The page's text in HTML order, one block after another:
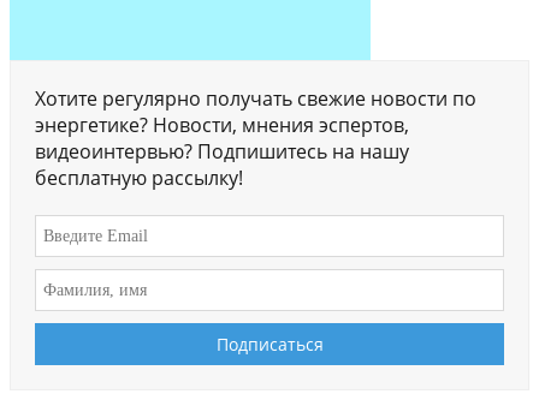
Хотите регулярно получать свежие новости по
энергетике? Новости, мнения эспертов,
видеоинтервью? Подпишитесь на нашу
бесплатную рассылку!